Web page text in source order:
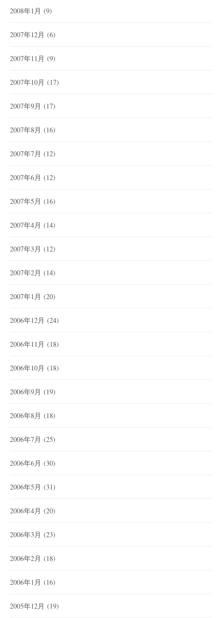
2008年1月 (9)
2007年12月 (6)
2007年11月 (9)
2007年10月 (17)
2007年9月 (17)
2007年8月 (16)
2007年7月 (12)
2007年6月 (12)
2007年5月 (16)
2007年4月 (14)
2007年3月 (12)
2007年2月 (14)
2007年1月 (20)
2006年12月 (24)
2006年11月 (18)
2006年10月 (18)
2006年9月 (19)
2006年8月 (18)
2006年7月 (25)
2006年6月 (30)
2006年5月 (31)
2006年4月 (20)
2006年3月 (23)
2006年2月 (18)
2006年1月 (16)
2005年12月 (19)